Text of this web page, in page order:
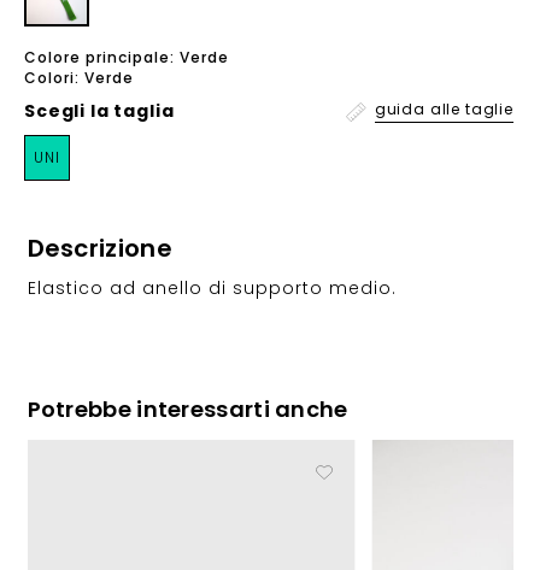
Colore principale: Verde
Colori: Verde
Scegli la taglia guida alle taglie
UNI
Descrizione
Elastico ad anello di supporto medio.
Potrebbe interessarti anche